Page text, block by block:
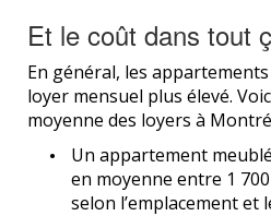
Et le coût dans tout
En général, les
loyer mensuel plus élevé.
moyenne des loyers à
Un appartement
en moyenne entre 1
selon l’emplacement et